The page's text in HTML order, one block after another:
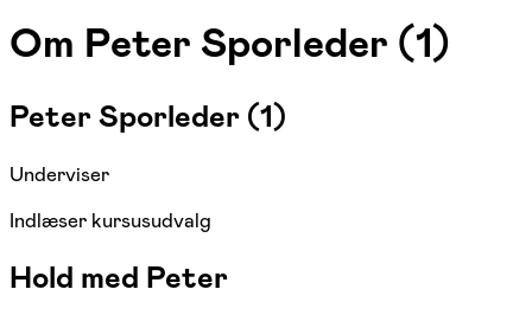
Om Peter Sporleder (1)
Peter Sporleder (1)
Underviser
Indlæser kursusudvalg
Hold med Peter